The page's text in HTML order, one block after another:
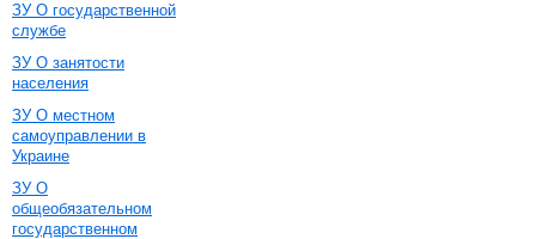
ЗУ О государственной
службе
ЗУ О занятости
населения
ЗУ О местном
самоуправлении в
Украине
ЗУ О
общеобязательном
государственном